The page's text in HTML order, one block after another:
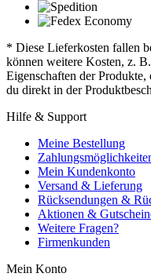
* Diese Lieferkosten fallen
können weitere Kosten, z.
Eigenschaften der
du direkt in der
Hilfe & Support
Meine Bestellung
Mein Kundenkonto
Versand & Lieferung
Rücksendungen &
Aktionen &
Weitere Fragen?
Firmenkunden
Mein Konto